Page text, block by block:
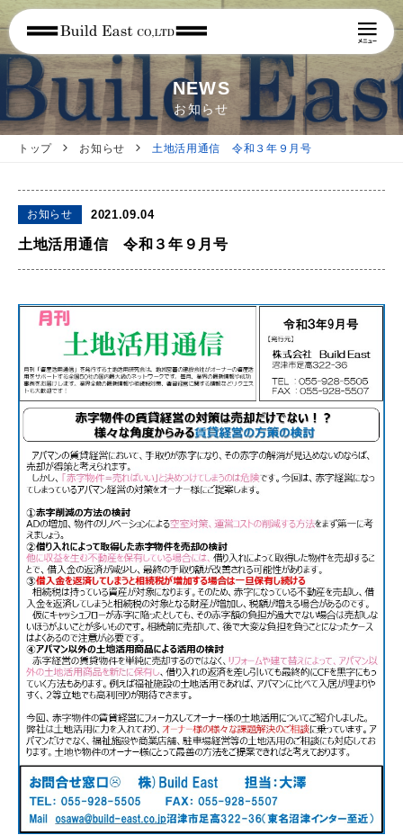
NEWS
お知らせ
トップ お知らせ 土地活用通信 令和３年９月号
お知らせ 2021.09.04
土地活用通信 令和３年９月号